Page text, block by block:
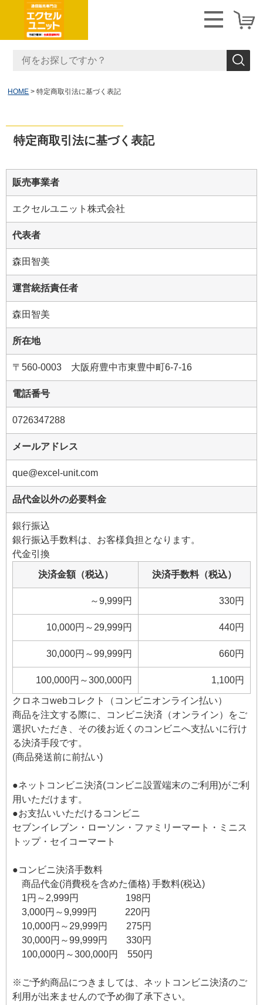
HOME 特定商取引法に基づく表記
特定商取引法に基づく表記
販売事業者
エクセルユニット株式会社
代表者
森田智美
運営統括責任者
森田智美
所在地
〒560-0003 大阪府豊中市東豊中町6-7-16
電話番号
0726347288
メールアドレス
que@excel-unit.com
品代金以外の必要料金
銀行振込
銀行振込手数料は、お客様負担となります。
代金引換
決済金額（税込） 決済手数料（税込）
～9,999円 330円
10,000円～29,999円 440円
30,000円～99,999円 660円
100,000円～300,000円 1,100円
クロネコwebコレクト（コンビニオンライン払い）
商品を注文する際に、コンビニ決済（オンライン）をご
選択いただき、その後お近くのコンビニへ支払いに行け
る決済手段です。
(商品発送前に前払い)
●ネットコンビニ決済(コンビニ設置端末のご利用)がご利
用いただけます。
●お支払いいただけるコンビニ
セブンイレブン・ローソン・ファミリーマート・ミニス
トップ・セイコーマート
●コンビニ決済手数料
商品代金(消費税を含めた価格) 手数料(税込)
1円～2,999円 198円
3,000円～9,999円 220円
10,000円～29,999円 275円
30,000円～99,999円 330円
100,000円～300,000円 550円
※ご予約商品につきましては、ネットコンビニ決済のご
利用が出来ませんので予め御了承下さい。